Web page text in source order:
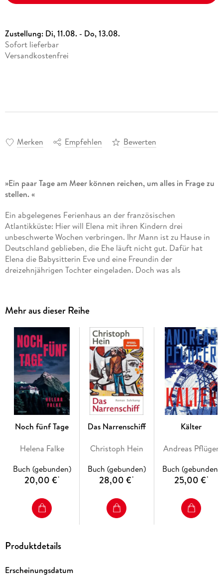
Zustellung: Di, 11.08. - Do, 13.08.
Sofort lieferbar
Versandkostenfrei
Merken Empfehlen Bewerten
»Ein paar Tage am Meer können reichen, um alles in Frage zu
stellen. «
Ein abgelegenes Ferienhaus an der französischen
Atlantikküste: Hier will Elena mit ihren Kindern drei
unbeschwerte Wochen verbringen. Ihr Mann ist zu Hause in
Deutschland geblieben, die Ehe läuft nicht gut. Dafür hat
Elena die Babysitterin Eve und eine Freundin der
dreizehnjährigen Tochter eingeladen. Doch was als
spitzen sich zu - befeuert von Eifersucht, Misstrauen und
Abhängigkeiten. Bis eines der Mädchen plötzlich
verschwindet.
Drei Wochen im August
ist ein intensives Kammerspiel in der
Hitze des Sommers. Alles scheint harmonisch, aber die
Abgründe lauern im Idyll. Eine unbedachte Bemerkung, eine
falsche Verdächtigung, und das komplexe
Beziehungsgeflecht droht zu zerreißen. Davon erzählt Nina
Bußmann mit großer psychologischer Klugheit und einem
feinen Gespür für Spannung.
Mehr aus dieser Reihe
Noch fünf Tage
Helena Falke
Buch (gebunden)
20,00 €*
Das Narrenschiff
Christoph Hein
Buch (gebunden)
28,00 €*
Kälter
Andreas Pflüger
Buch (gebunden)
25,00 €*
Produktdetails
Erscheinungsdatum